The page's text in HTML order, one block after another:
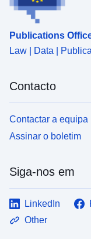
Publications
Law | Data |
Contacto
Contactar a equipa
Assinar o boletim
Siga-nos em
LinkedIn
Other